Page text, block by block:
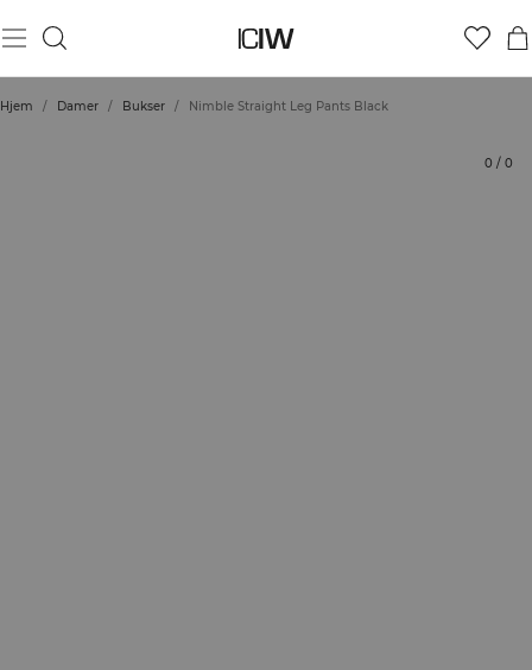
Hjem / Damer / Bukser / Nimble Straight Leg Pants Black
0 / 0